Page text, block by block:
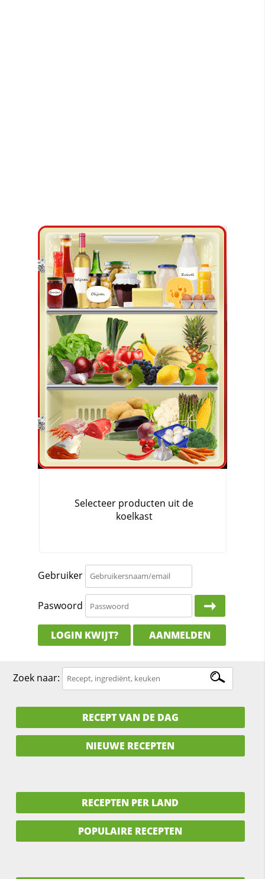
Gebruiker
Paswoord
LOGIN KWIJT? AANMELDEN
Zoek naar:
RECEPT VAN DE DAG
NIEUWE RECEPTEN
RECEPTEN PER LAND
POPULAIRE RECEPTEN